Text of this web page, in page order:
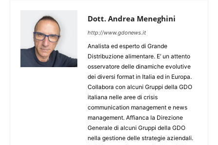
Dott. Andrea Meneghini
http://www.gdonews.it
Analista ed esperto di Grande
Distribuzione alimentare. E’ un attento
osservatore delle dinamiche evolutive
dei diversi format in Italia ed in Europa.
Collabora con alcuni Gruppi della GDO
italiana nelle aree di crisis
communication management e news
management. Affianca la Direzione
Generale di alcuni Gruppi della GDO
nella gestione delle strategie aziendali.